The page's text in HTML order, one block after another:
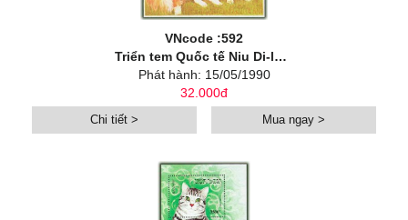
VNcode :592
Triển tem Quốc tế Niu Di-lân ‘90 (Chó cảnh)
Phát hành: 15/05/1990
32.000đ
Chi tiết > Mua ngay >